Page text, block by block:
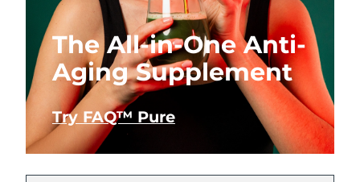
The All-in-One Anti-
Aging Supplement
Try FAQ™ Pure